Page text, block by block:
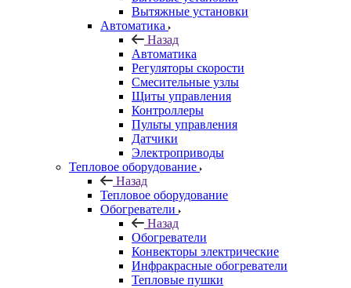
Вытяжные установки
Автоматика
Назад
Автоматика
Регуляторы скорости
Смесительные узлы
Щиты управления
Контроллеры
Пульты управления
Датчики
Электроприводы
Тепловое оборудование
Назад
Тепловое оборудование
Обогреватели
Назад
Обогреватели
Конвекторы электрические
Инфракрасные обогреватели
Тепловые пушки